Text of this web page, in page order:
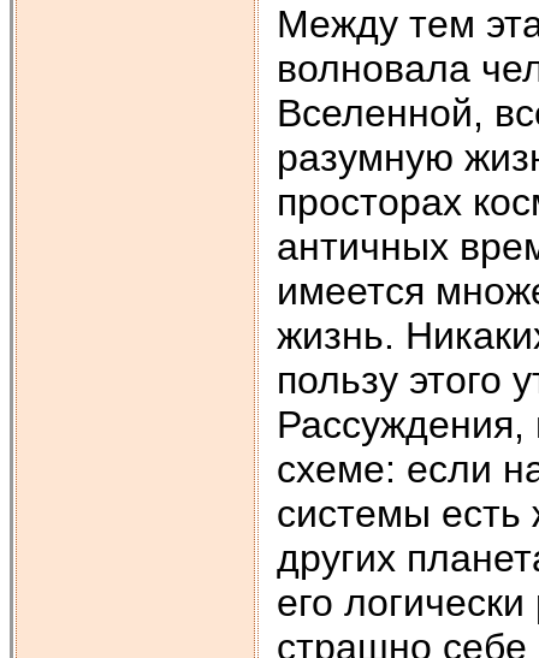
Между тем
волновала
Вселенной,
разумную
просторах
античных
имеется
жизнь.
пользу этого
схеме: если
системы
других
его
страшно себе